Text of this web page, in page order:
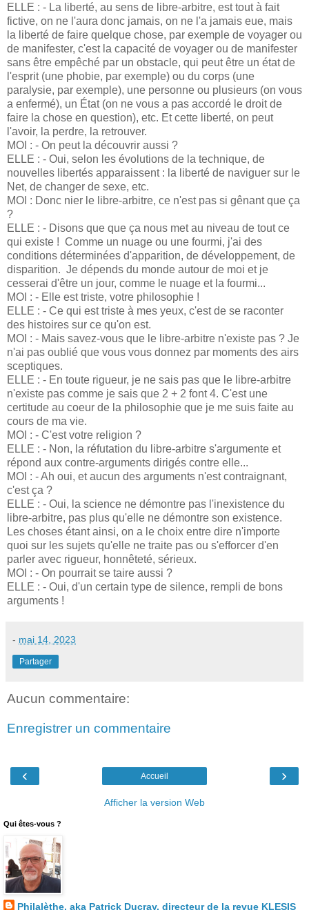
ELLE : - La liberté, au sens de libre-arbitre, est tout à fait
fictive, on ne l'aura donc jamais, on ne l'a jamais eue, mais
la liberté de faire quelque chose, par exemple de voyager ou
de manifester, c'est la capacité de voyager ou de manifester
sans être empêché par un obstacle, qui peut être un état de
l'esprit (une phobie, par exemple) ou du corps (une
paralysie, par exemple), une personne ou plusieurs (on vous
a enfermé), un État (on ne vous a pas accordé le droit de
faire la chose en question), etc. Et cette liberté, on peut
l'avoir, la perdre, la retrouver.
MOI : - On peut la découvrir aussi ?
ELLE : - Oui, selon les évolutions de la technique, de
nouvelles libertés apparaissent : la liberté de naviguer sur le
Net, de changer de sexe, etc.
MOI : Donc nier le libre-arbitre, ce n'est pas si gênant que ça
?
ELLE : - Disons que que ça nous met au niveau de tout ce
qui existe ! Comme un nuage ou une fourmi, j'ai des
conditions déterminées d'apparition, de développement, de
disparition. Je dépends du monde autour de moi et je
cesserai d'être un jour, comme le nuage et la fourmi...
MOI : - Elle est triste, votre philosophie !
ELLE : - Ce qui est triste à mes yeux, c'est de se raconter
des histoires sur ce qu'on est.
MOI : - Mais savez-vous que le libre-arbitre n'existe pas ? Je
n'ai pas oublié que vous vous donnez par moments des airs
sceptiques.
ELLE : - En toute rigueur, je ne sais pas que le libre-arbitre
n'existe pas comme je sais que 2 + 2 font 4. C'est une
certitude au coeur de la philosophie que je me suis faite au
cours de ma vie.
MOI : - C'est votre religion ?
ELLE : - Non, la réfutation du libre-arbitre s'argumente et
répond aux contre-arguments dirigés contre elle...
MOI : - Ah oui, et aucun des arguments n'est contraignant,
c'est ça ?
ELLE : - Oui, la science ne démontre pas l'inexistence du
libre-arbitre, pas plus qu'elle ne démontre son existence.
Les choses étant ainsi, on a le choix entre dire n'importe
quoi sur les sujets qu'elle ne traite pas ou s'efforcer d'en
parler avec rigueur, honnêteté, sérieux.
MOI : - On pourrait se taire aussi ?
ELLE : - Oui, d'un certain type de silence, rempli de bons
arguments !
- mai 14, 2023
Partager
Aucun commentaire:
Enregistrer un commentaire
‹ ›
Accueil
Afficher la version Web
Qui êtes-vous ?
Philalèthe, aka Patrick Ducray, directeur de la revue KLESIS